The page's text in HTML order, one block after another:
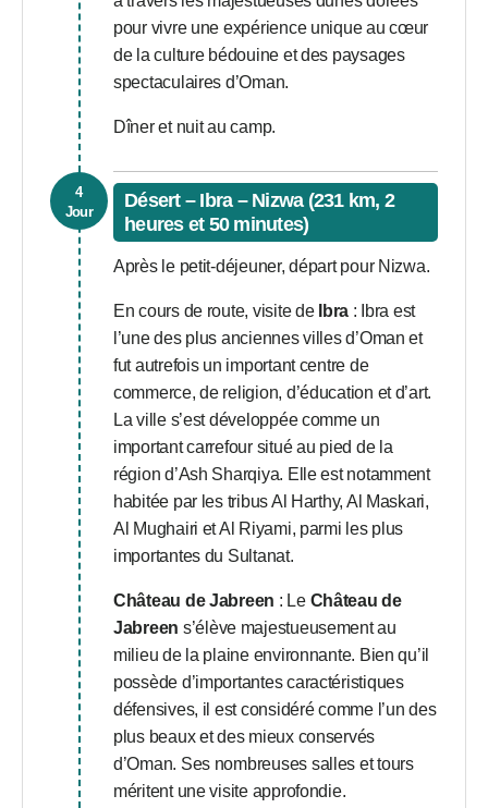
pour vivre une expérience unique au cœur
de la culture bédouine et des paysages
spectaculaires d’Oman.
Dîner et nuit au camp.
4
Jour
Désert – Ibra – Nizwa (231 km, 2
heures et 50 minutes)
Après le petit-déjeuner, départ pour Nizwa.
En cours de route, visite de Ibra : Ibra est
l’une des plus anciennes villes d’Oman et
fut autrefois un important centre de
commerce, de religion, d’éducation et d’art.
La ville s’est développée comme un
important carrefour situé au pied de la
région d’Ash Sharqiya. Elle est notamment
habitée par les tribus Al Harthy, Al Maskari,
Al Mughairi et Al Riyami, parmi les plus
importantes du Sultanat.
Château de Jabreen : Le Château de
Jabreen s’élève majestueusement au
milieu de la plaine environnante. Bien qu’il
possède d’importantes caractéristiques
défensives, il est considéré comme l’un des
plus beaux et des mieux conservés
d’Oman. Ses nombreuses salles et tours
méritent une visite approfondie.